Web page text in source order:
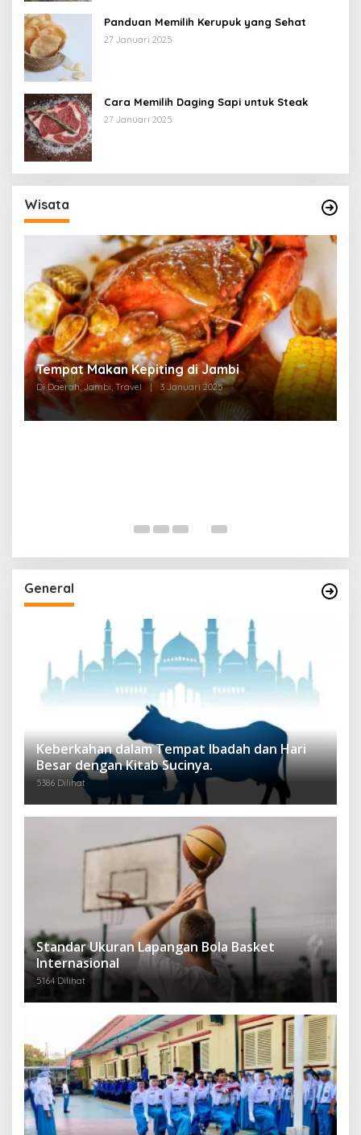
Panduan Memilih Kerupuk yang Sehat
27 Januari 2025
Cara Memilih Daging Sapi untuk Steak
27 Januari 2025
Wisata
Tempat Makan di Thehok Jambi
Di Daerah, Jambi, Travel 3 Januari 2025
General
Keberkahan dalam Tempat Ibadah dan Hari
Besar dengan Kitab Sucinya.
5386 Dilihat
Standar Ukuran Lapangan Bola Basket
Internasional
5164 Dilihat